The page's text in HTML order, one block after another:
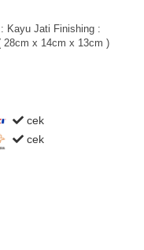
Kayu Jati Finishing :
28cm x 14cm x 13cm )
cek
cek